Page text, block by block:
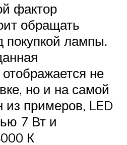
фактор
обращать
покупкой лампы.
не
но и на самой
из примеров, LED
7 Вт и
К